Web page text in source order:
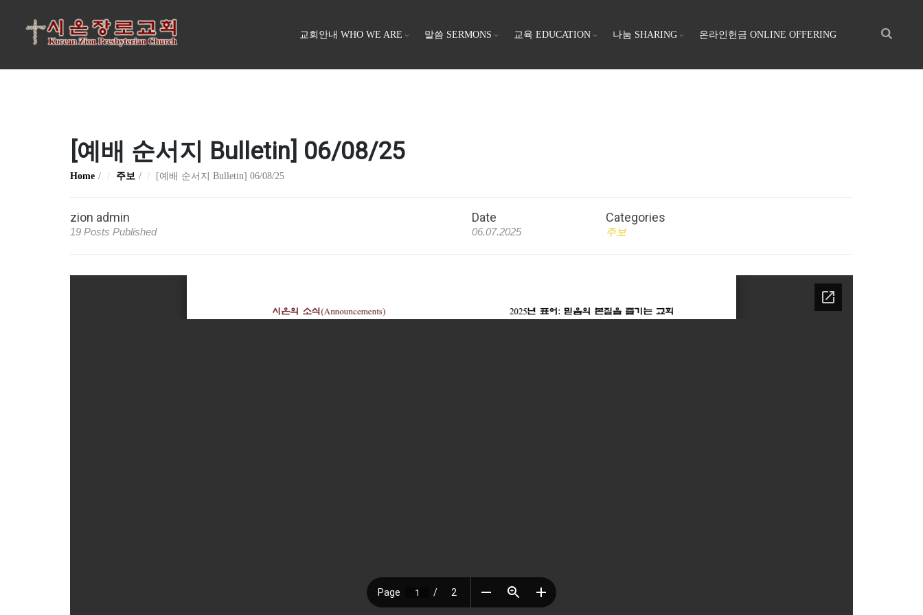
교회안내 WHO WE ARE 말씀 SERMONS 교육 EDUCATION 나눔 SHARING 온라인헌금 ONLINE OFFERING
[예배 순서지 Bulletin] 06/08/25
Home 주보 [예배 순서지 Bulletin] 06/08/25
zion admin
19 Posts Published
Date
06.07.2025
Categories
주보